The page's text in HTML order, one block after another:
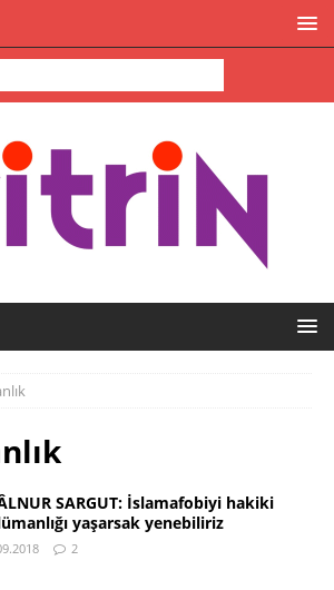
SARGUT: İslamafobiyi hakiki
yaşarsak yenebiliriz
2